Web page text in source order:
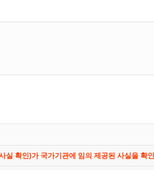
실 확인)가 국가기관에 임의 제공된 사실을 확